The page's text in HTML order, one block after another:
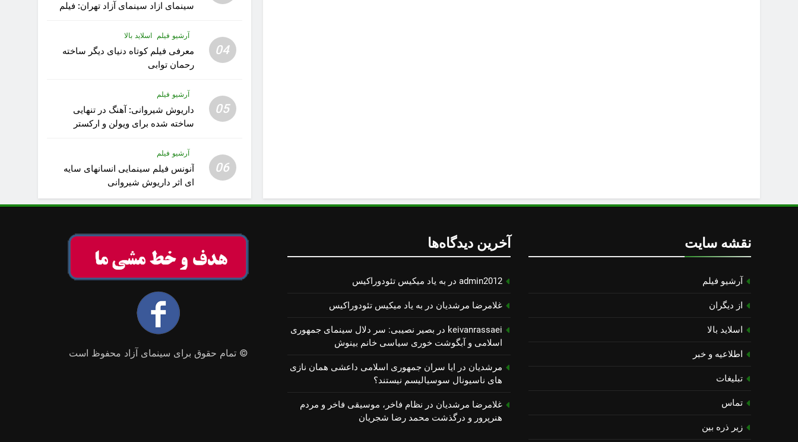
سینمای ازاد سینمای آزاد تهران: فیلم
04
آرشیو فیلم اسلاید بالا
معرفی فیلم کوتاه دنیای دیگر ساخته
رحمان توابی
05
آرشیو فیلم
داریوش شیروانی: آهنگ در تنهایی
ساخته شده برای ویولن و ارکستر
06
آرشیو فیلم
آنونس فیلم سینمایی انسانهای سایه
ای اثر داریوش شیروانی
نقشه سایت
آرشیو فیلم
از دیگران
اسلاید بالا
اطلاعیه و خبر
تبلیغات
تماس
زیر ذره بین
آخرین دیدگاه‌ها
admin2012 در به یاد میكیس تئودوراكیس
غلامرضا مرشدیان در به یاد میكیس تئودوراكیس
keivanrassaei در بصیر نصیبی: سر دلال سینمای جمهوری
اسلامی و آبگوشت خوری سیاسی خانم بینوش
مرشدیان در ایا سران جمهوری اسلامی داعشی همان نازی
های ناسیونال سوسیالیسم نیستند؟
غلامرضا مرشدیان در نظام فاخر، موسیقی فاخر و مردم
هنرپرور و درگذشت محمد رضا شجریان
© تمام حقوق برای سینمای آزاد محفوظ است